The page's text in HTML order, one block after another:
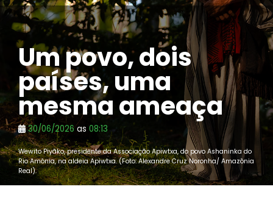
Um povo, dois
países, uma
mesma ameaça
30/06/2026as 08:13
Wewito Piyãko, presidente da Associação Apiwtxa, do povo Ashaninka do
Rio Amônia, na aldeia Apiwtxa. (Foto: Alexandre Cruz Noronha/ Amazônia
Real).